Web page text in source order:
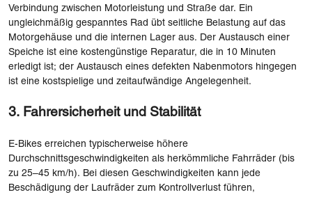
Verbindung zwischen Motorleistung und Straße dar. Ein
ungleichmäßig gespanntes Rad übt seitliche Belastung auf das
Motorgehäuse und die internen Lager aus. Der Austausch einer
Speiche ist eine kostengünstige Reparatur, die in 10 Minuten
erledigt ist; der Austausch eines defekten Nabenmotors hingegen
ist eine kostspielige und zeitaufwändige Angelegenheit.
3. Fahrersicherheit und Stabilität
E-Bikes erreichen typischerweise höhere
Durchschnittsgeschwindigkeiten als herkömmliche Fahrräder (bis
zu 25–45 km/h). Bei diesen Geschwindigkeiten kann jede
Beschädigung der Laufräder zum Kontrollverlust führen,